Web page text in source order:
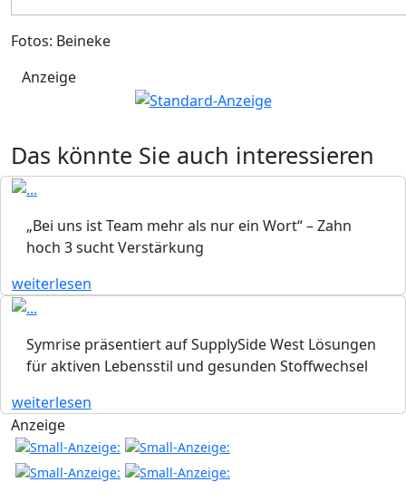
Fotos: Beineke
Anzeige
Das könnte Sie auch interessieren
„Bei uns ist Team mehr als nur ein Wort“ – Zahn
hoch 3 sucht Verstärkung
weiterlesen
Symrise präsentiert auf SupplySide West Lösungen
für aktiven Lebensstil und gesunden Stoffwechsel
weiterlesen
Anzeige